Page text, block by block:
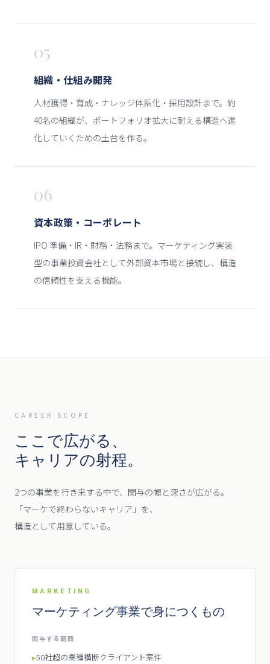
05
組織・仕組み開発
人材獲得・育成・ナレッジ体系化・採用設計まで。約
40名の組織が、ポートフォリオ拡大に耐える構造へ進
化していくための土台を作る。
06
資本政策・コーポレート
IPO 準備・IR・財務・法務まで。マーケティング実装
型の事業投資会社として外部資本市場と接続し、構造
の信頼性を支える機能。
CAREER SCOPE
ここで広がる、
キャリアの射程。
2つの事業を行き来する中で、 関与の幅と深さが広がる。
「マーケで終わらないキャリア」を、
構造として用意している。
MARKETING
マーケティング事業で身につくもの
関与する範囲
▸50社超の業種横断クライアント案件